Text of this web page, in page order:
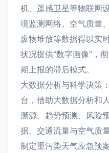
机、遥感卫星等物联网
境监测网络。空气质量
废物堆放等数据得以实
状况提供“数字画像”，
期上报的滞后模式。
大数据分析与科学决策
台，借助大数据分析和
溯源、趋势预测、风险
据、交通流量与空气质
制定重污染天气应急预